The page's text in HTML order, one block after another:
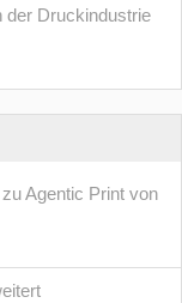
der Druckindustrie
Agentic Print von